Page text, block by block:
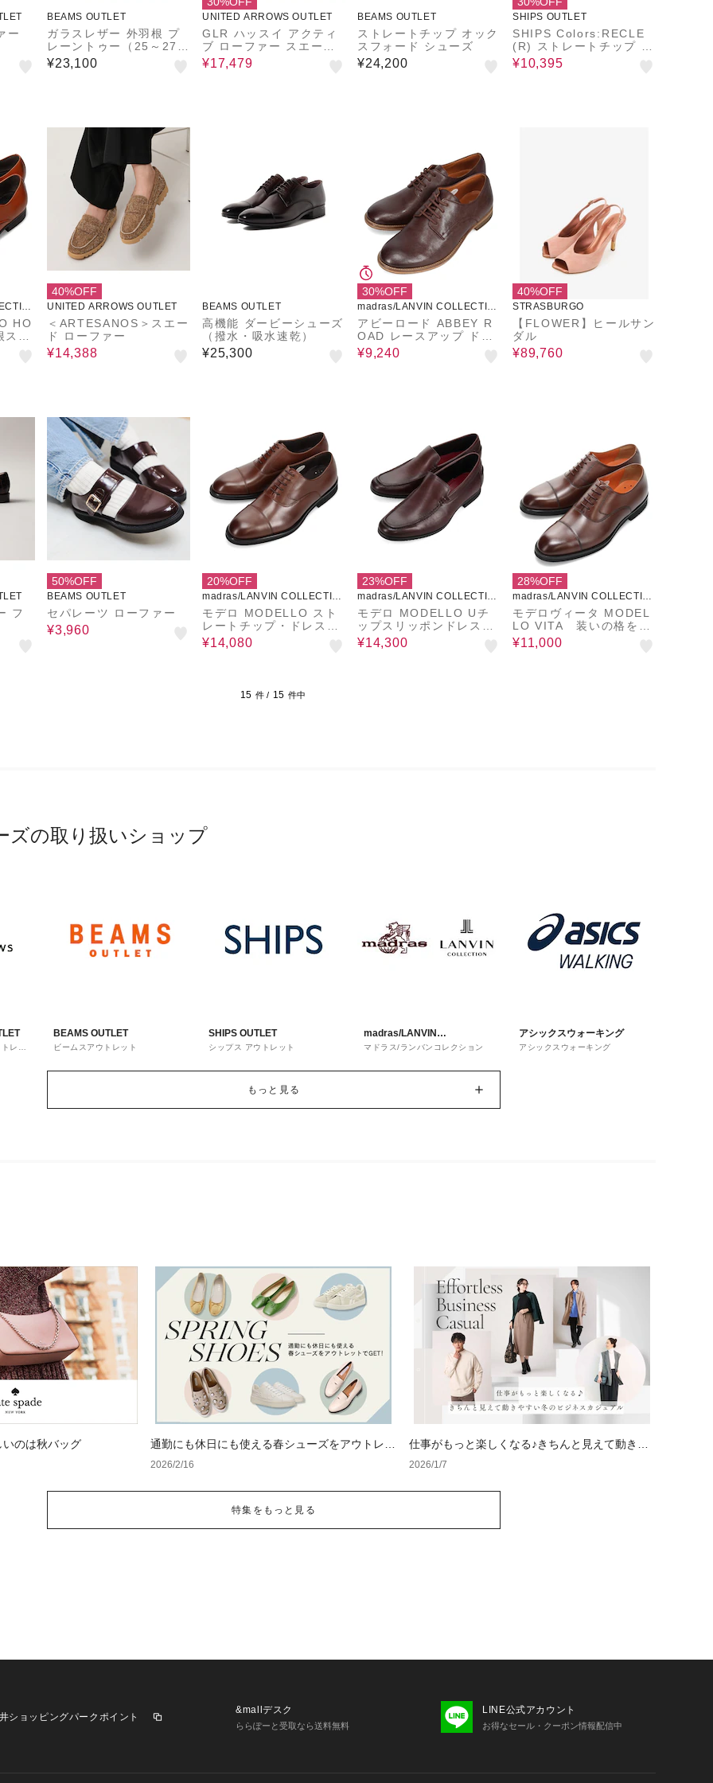
ー
BEAMS OUTLET
ガラスレザー 外羽根 プ
レーントゥー（25～27c
m）
¥23,100
UNITED ARROWS OUTLET
GLR ハッスイ アクティ
ブ ローファー スエード
-撥水-
¥17,479
BEAMS OUTLET
ストレートチップ オック
スフォード シューズ
¥24,200
SHIPS OUTLET
SHIPS Colors:RECLE
(R) ストレートチップ シ
ューズ◇
¥10,395
HO
40%OFF
UNITED ARROWS OUTLET
＜ARTESANOS＞スエー
ド ローファー
¥14,388
BEAMS OUTLET
高機能 ダービーシューズ
（撥水・吸水速乾）
¥25,300
30%OFF
madras/LANVIN COLLECTIO
N
アビーロード ABBEY R
OAD レースアップ ドレ
スシューズ AB8151
¥9,240
40%OFF
STRASBURGO
【FLOWER】ヒールサン
ダル
¥89,760
フ
50%OFF
BEAMS OUTLET
セパレーツ ローファー
¥3,960
20%OFF
madras/LANVIN COLLECTIO
N
モデロ MODELLO スト
レートチップ・ドレスシ
ューズ DM8701
¥14,080
23%OFF
madras/LANVIN COLLECTIO
N
モデロ MODELLO Uチ
ップスリッポンドレスシ
ューズ DM7125X
¥14,300
28%OFF
madras/LANVIN COLLECTIO
N
モデロヴィータ MODEL
LO VITA 装いの格を上
げるストレートチップ・
ドレスシューズ VT870
¥11,000
15 件 / 15 件中
ズの取り扱いショップ
レッ
BEAMS OUTLET
ビームスアウトレット
SHIPS OUTLET
シップス アウトレット
madras/LANVIN
COLLECTION
マドラス/ランバンコレクション
アシックスウォーキング
アシックスウォーキング
もっと見る
のは秋バッグ
通勤にも休日にも使える春シューズをアウトレッ
トでGET！
2026/2/16
仕事がもっと楽しくなる♪きちんと見えて動きや
すい冬のビジネスカジュアル
2026/1/7
特集をもっと見る
ショッピングパークポイント
&mallデスク
ららぽーと受取なら送料無料
LINE公式アカウント
お得なセール・クーポン情報配信中